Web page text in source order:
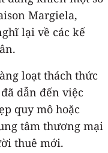
Margiela,
lại về các kế
loạt thách thức
dẫn đến việc
quy mô hoặc
tâm thương mại
thuê mới.